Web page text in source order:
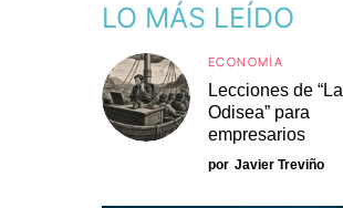
LO MÁS LEÍDO
ECONOMÍA
Lecciones de “La
Odisea” para
empresarios
por Javier Treviño